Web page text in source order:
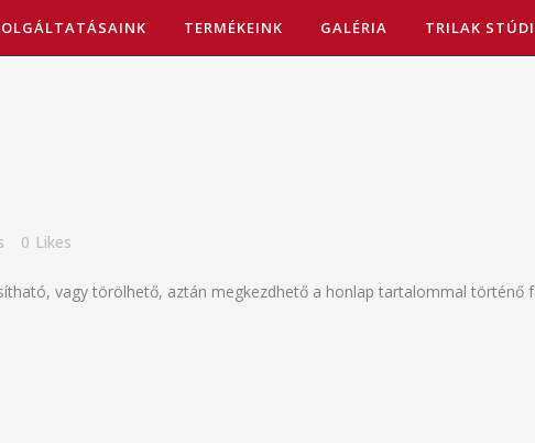
TERMÉKEINK GALÉRIA TRILAK
0 Likes
vagy törölhető, aztán megkezdhető a honlap tartalommal történő